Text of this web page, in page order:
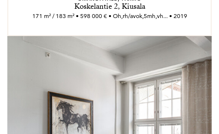
Koskelantie 2, Kiusala
171 m² / 183 m² • 598 000 € • Oh,rh/avok,5mh,vh... • 2019